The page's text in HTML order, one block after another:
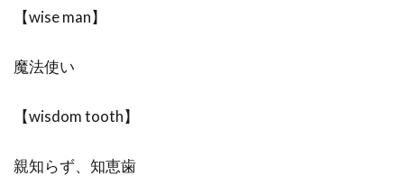
【wise man】
魔法使い
【wisdom tooth】
親知らず、知恵歯